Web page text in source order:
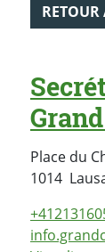
Place du
1014